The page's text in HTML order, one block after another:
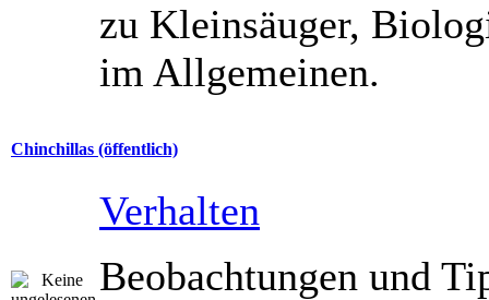
zu Kleinsäuger,
im Allgemeinen.
Chinchillas (öffentlich)
Verhalten
Beobachtungen und